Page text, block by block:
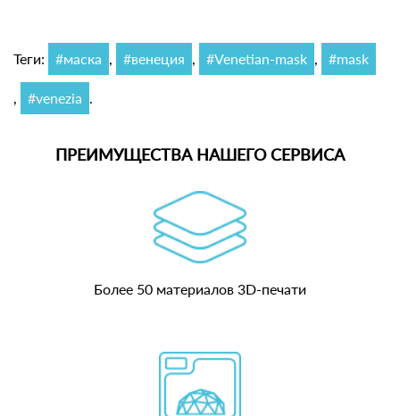
Теги: #маска , #венеция , #Venetian-mask , #mask
, #venezia .
ПРЕИМУЩЕСТВА НАШЕГО СЕРВИСА
Более 50 материалов 3D-печати